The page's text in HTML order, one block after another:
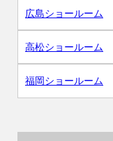
広島ショールーム
高松ショールーム
福岡ショールーム